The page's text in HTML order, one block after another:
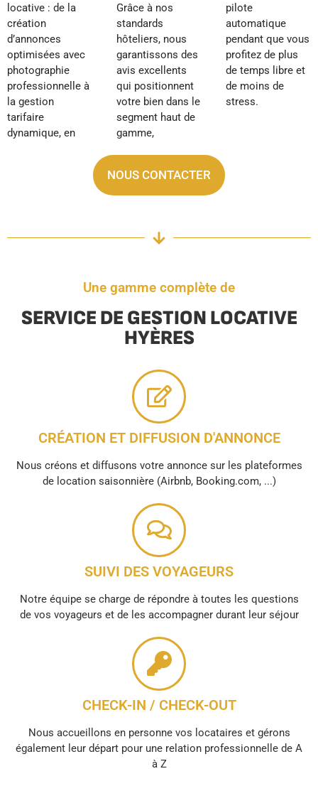
locative : de la
création
d’annonces
optimisées avec
photographie
professionnelle à
la gestion
tarifaire
dynamique, en
Grâce à nos
standards
hôteliers, nous
garantissons des
avis excellents
qui positionnent
votre bien dans le
segment haut de
gamme,
pilote
automatique
pendant que vous
profitez de plus
de temps libre et
de moins de
stress.
NOUS CONTACTER
Une gamme complète de
SERVICE DE GESTION LOCATIVE
HYÈRES
CRÉATION ET DIFFUSION D'ANNONCE
Nous créons et diffusons votre annonce sur les plateformes
de location saisonnière (Airbnb, Booking.com, ...)
SUIVI DES VOYAGEURS
Notre équipe se charge de répondre à toutes les questions
de vos voyageurs et de les accompagner durant leur séjour
CHECK-IN / CHECK-OUT
Nous accueillons en personne vos locataires et gérons
également leur départ pour une relation professionnelle de A
à Z